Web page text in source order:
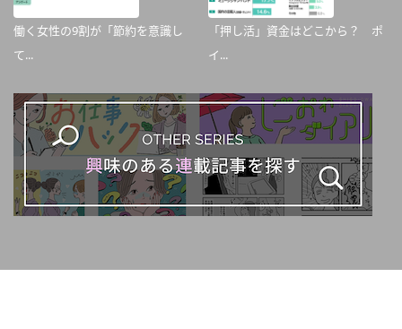
働く女性の9割が「節約を意識し
て...
「押し活」資金はどこから？ ポ
イ...